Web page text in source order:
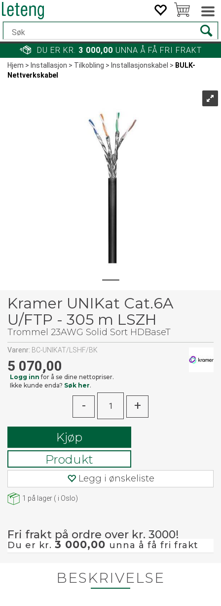
DU ER KR. 3 000,00 UNNA Å FÅ FRI FRAKT
Hjem> Installasjon>Tilkobling> Installasjonskabel > BULK-
Nettverkskabel
Kramer UNIKat Cat.6A
U/FTP - 305 m LSZH
Trommel 23AWG Solid Sort HDBaseT
Varenr: BC-UNIKAT/LSHF/BK
5 070,00
Logg inn for å se dine nettopriser.
Ikke kunde enda? Søk her.
- +
Kjøp
Produkt
Legg i ønskeliste
1 på lager ( i Oslo)
Fri frakt på ordre over kr. 3000!
Du er kr. 3 000,00 unna å få fri frakt
BESKRIVELSE